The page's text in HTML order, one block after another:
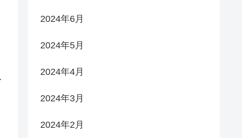
2024年6月
2024年5月
2024年4月
2024年3月
2024年2月